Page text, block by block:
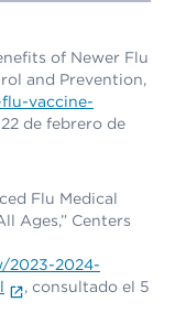
of Newer Flu
and Prevention,
vaccine-
de febrero de
Flu Medical
Ages,” Centers
2023-2024-
, consultado el 5